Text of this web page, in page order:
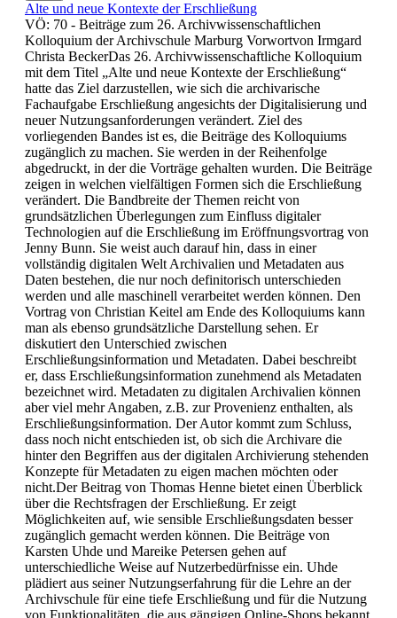
Alte und neue Kontexte der Erschließung
VÖ: 70 - Beiträge zum 26. Archivwissenschaftlichen
Kolloquium der Archivschule Marburg Vorwortvon Irmgard
Christa BeckerDas 26. Archivwissenschaftliche Kolloquium
mit dem Titel „Alte und neue Kontexte der Erschließung“
hatte das Ziel darzustellen, wie sich die archivarische
Fachaufgabe Erschließung angesichts der Digitalisierung und
neuer Nutzungsanforderungen verändert. Ziel des
vorliegenden Bandes ist es, die Beiträge des Kolloquiums
zugänglich zu machen. Sie werden in der Reihenfolge
abgedruckt, in der die Vorträge gehalten wurden. Die Beiträge
zeigen in welchen vielfältigen Formen sich die Erschließung
verändert. Die Bandbreite der Themen reicht von
grundsätzlichen Überlegungen zum Einfluss digitaler
Technologien auf die Erschließung im Eröffnungsvortrag von
Jenny Bunn. Sie weist auch darauf hin, dass in einer
vollständig digitalen Welt Archivalien und Metadaten aus
Daten bestehen, die nur noch definitorisch unterschieden
werden und alle maschinell verarbeitet werden können. Den
Vortrag von Christian Keitel am Ende des Kolloquiums kann
man als ebenso grundsätzliche Darstellung sehen. Er
diskutiert den Unterschied zwischen
Erschließungsinformation und Metadaten. Dabei beschreibt
er, dass Erschließungsinformation zunehmend als Metadaten
bezeichnet wird. Metadaten zu digitalen Archivalien können
aber viel mehr Angaben, z.B. zur Provenienz enthalten, als
Erschließungsinformation. Der Autor kommt zum Schluss,
dass noch nicht entschieden ist, ob sich die Archivare die
hinter den Begriffen aus der digitalen Archivierung stehenden
Konzepte für Metadaten zu eigen machen möchten oder
nicht.Der Beitrag von Thomas Henne bietet einen Überblick
über die Rechtsfragen der Erschließung. Er zeigt
Möglichkeiten auf, wie sensible Erschließungsdaten besser
zugänglich gemacht werden können. Die Beiträge von
Karsten Uhde und Mareike Petersen gehen auf
unterschiedliche Weise auf Nutzerbedürfnisse ein. Uhde
plädiert aus seiner Nutzungserfahrung für die Lehre an der
Archivschule für eine tiefe Erschließung und für die Nutzung